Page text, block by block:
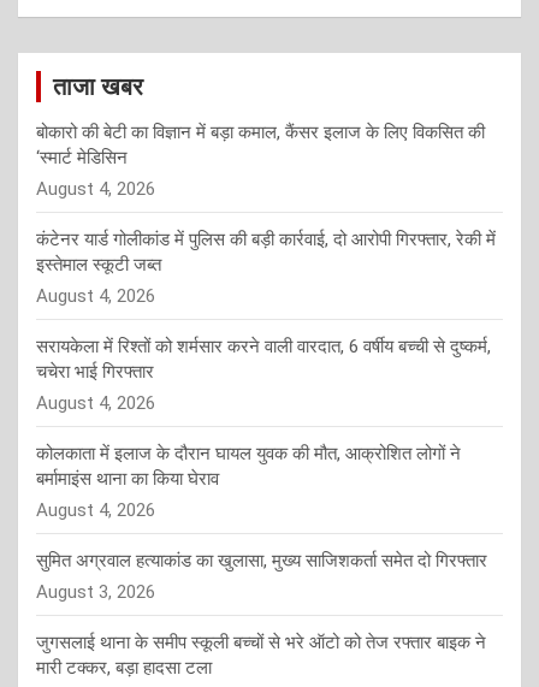
ताजा खबर
बोकारो की बेटी का विज्ञान में बड़ा कमाल, कैंसर इलाज के लिए विकसित की
‘स्मार्ट मेडिसिन
August 4, 2026
कंटेनर यार्ड गोलीकांड में पुलिस की बड़ी कार्रवाई, दो आरोपी गिरफ्तार, रेकी में
इस्तेमाल स्कूटी जब्त
August 4, 2026
सरायकेला में रिश्तों को शर्मसार करने वाली वारदात, 6 वर्षीय बच्ची से दुष्कर्म,
चचेरा भाई गिरफ्तार
August 4, 2026
कोलकाता में इलाज के दौरान घायल युवक की मौत, आक्रोशित लोगों ने
बर्मामाइंस थाना का किया घेराव
August 4, 2026
सुमित अग्रवाल हत्याकांड का खुलासा, मुख्य साजिशकर्ता समेत दो गिरफ्तार
August 3, 2026
जुगसलाई थाना के समीप स्कूली बच्चों से भरे ऑटो को तेज रफ्तार बाइक ने
मारी टक्कर, बड़ा हादसा टला